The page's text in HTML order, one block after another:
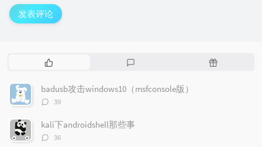
发表评论
热
文
章
评
随
badusb攻击windows10（msfconsole版）
评
数：
39
kali下androidshell那些事
评
36